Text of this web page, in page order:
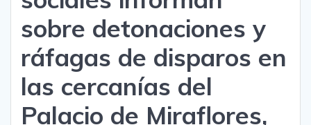
sobre detonaciones y
ráfagas de disparos en
las cercanías del
Palacio de Miraflores,